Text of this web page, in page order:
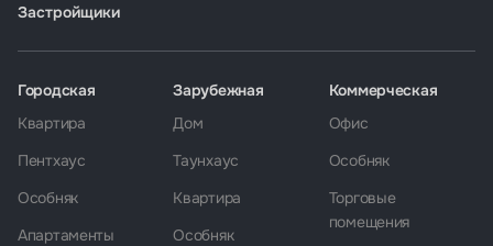
Застройщики
Городская
Квартира
Пентхаус
Особняк
Апартаменты
Зарубежная
Дом
Таунхаус
Квартира
Особняк
Коммерческая
Офис
Особняк
Торговые
помещения